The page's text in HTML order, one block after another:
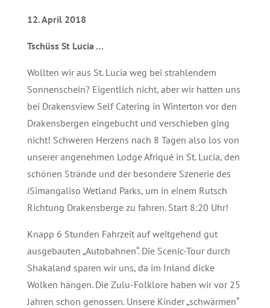
12. April 2018
Tschüss St Lucia …
Wollten wir aus St. Lucia weg bei strahlendem
Sonnenschein? Eigentlich nicht, aber wir hatten uns
bei Drakensview Self Catering in Winterton vor den
Drakensbergen eingebucht und verschieben ging
nicht! Schweren Herzens nach 8 Tagen also los von
unserer angenehmen Lodge Afriqué in St. Lucia, den
schönen Strände und der besondere Szenerie des
iSimangaliso Wetland Parks, um in einem Rutsch
Richtung Drakensberge zu fahren. Start 8:20 Uhr!
Knapp 6 Stunden Fahrzeit auf weitgehend gut
ausgebauten „Autobahnen“. Die Scenic-Tour durch
Shakaland sparen wir uns, da im Inland dicke
Wolken hängen. Die Zulu-Folklore haben wir vor 25
Jahren schon genossen. Unsere Kinder „schwärmen“